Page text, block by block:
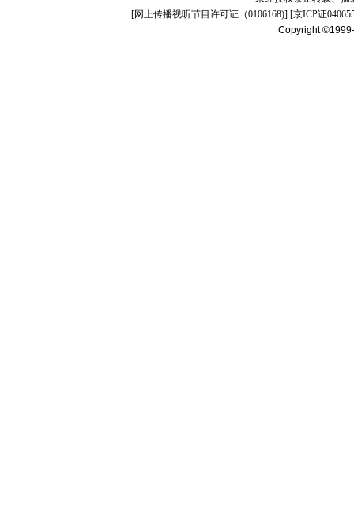
[网上传播视听节目许可证（0106168)] [京ICP证
Copyright